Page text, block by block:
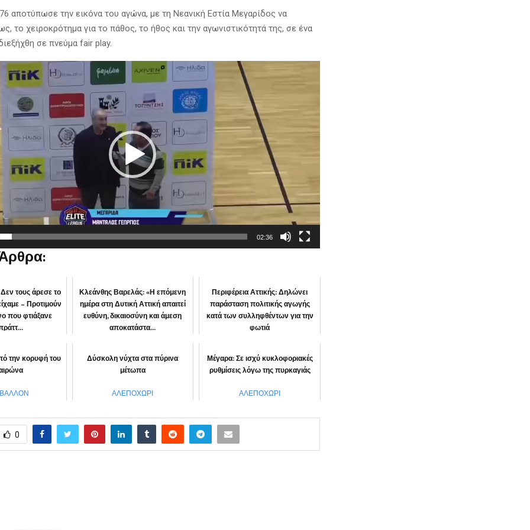
αποτύπωσε την εικόνα του αγώνα, με τη Νεανική Εστία Μεγαρίδος να
το χειροκρότημα για το πάθος, το ήθος και την αγωνιστικότητά της, σε ένα
σε πνεύμα fair play.
02:36
τους άρεσε το
– Προτιμούν
που φτιάξανε
Κλεάνθης Βαρελάς: «Η επόμενη
ημέρα στη Δυτική Αττική απαιτεί
ευθύνη, δικαιοσύνη και άμεση
αποκατάστα...
Περιφέρεια Αττικής: Δηλώνει
παράσταση πολιτικής αγωγής
κατά των συλληφθέντων για την
φωτιά
την κορυφή του
Δύσκολη νύχτα στα πύρινα
μέτωπα
ΑΛΕΠΟΧΩΡΙ
Μέγαρα: Σε ισχύ κυκλοφοριακές
ρυθμίσεις λόγω της πυρκαγιάς
ΑΛΕΠΟΧΩΡΙ
0